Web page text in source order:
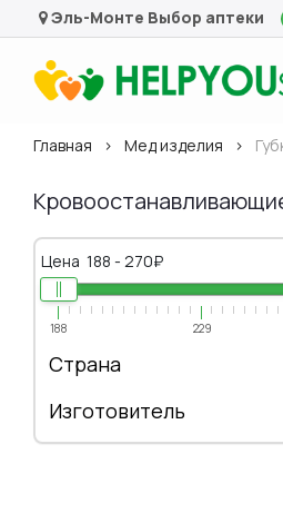
Эль-Монте Выбор аптеки
Главная Мед изделия
Цена 188 - 270₽
188 229
Страна
Изготовитель